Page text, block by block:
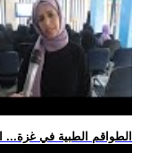
.. الطواقم الطبية في